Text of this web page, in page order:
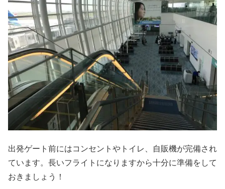
出発ゲート前にはコンセントやトイレ、自販機が完備され
ています。長いフライトになりますから十分に準備をして
おきましょう！